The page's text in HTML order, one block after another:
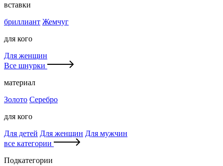
вставки
бриллиант Жемчуг
для кого
Для женщин
Все шнурки
материал
Золото Серебро
для кого
Для детей Для женщин Для мужчин
все категории
Подкатегории